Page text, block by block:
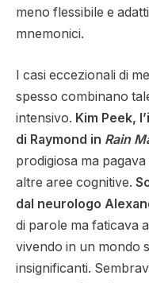
meno flessibile e
mnemonici.
I casi eccezionali di
spesso combinano
intensivo. Kim Peek,
di Raymond in Rain
prodigiosa ma
altre aree cognitive.
dal neurologo
di parole ma faticava
vivendo in un mondo
insignificanti.